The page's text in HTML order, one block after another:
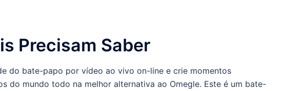
Precisam Saber
do bate-papo por vídeo ao vivo on-line e crie momentos
do mundo todo na melhor alternativa ao Omegle. Este é um bate-